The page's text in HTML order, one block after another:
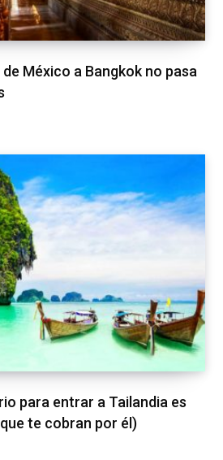
México a Bangkok no pasa
para entrar a Tailandia es
te cobran por él)